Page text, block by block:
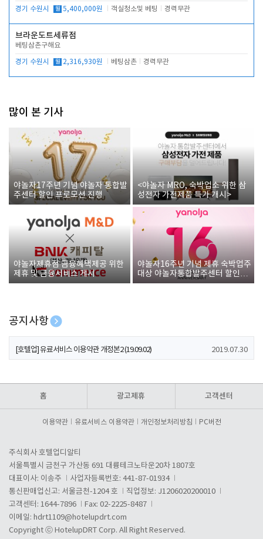
경기 수원시 월 5,400,000원 객실청소및 베팅 경력무관
브라운도트세류점
베팅삼촌구해요
경기 수원시 월 2,316,930원 베팅삼촌 경력무관
많이 본 기사
야놀자17주년 기념 야놀자 통합발
주센터 할인 프로모션 진행
<야놀자 MRO, 숙박업소 위한 삼
성전자 가전제품 특가 개시>
야놀자제휴점 금융혜택제공 위한
제휴 및 금융서비스 게시
야놀자16주년 기념 제휴 숙박업주
대상 야놀자통합발주센터 할인쿠
폰 증정
공지사항
[호텔업] 개인정보 처리방침 개정본1 (19.09.02)
[호텔업] 유료서비스 이용약관 개정본2 (19.09.02) 2019.07.30
홈 광고제휴 고객센터
이용약관 유료서비스 이용약관 개인정보처리방침 PC버전
주식회사 호텔업디알티
서울특별시 금천구 가산동 691 대륭테크노타운20차 1807호
대표이사: 이송주
사업자등록번호: 441-87-01934
통신판매업신고: 서울금천-1204 호
직업정보: J1206020200010
고객센터: 1644-7896
Fax: 02-2225-8487
이메일: hdrt1109@hotelupdrt.com
Copyright ⓒ HotelupDRT Corp. All Right Reserved.